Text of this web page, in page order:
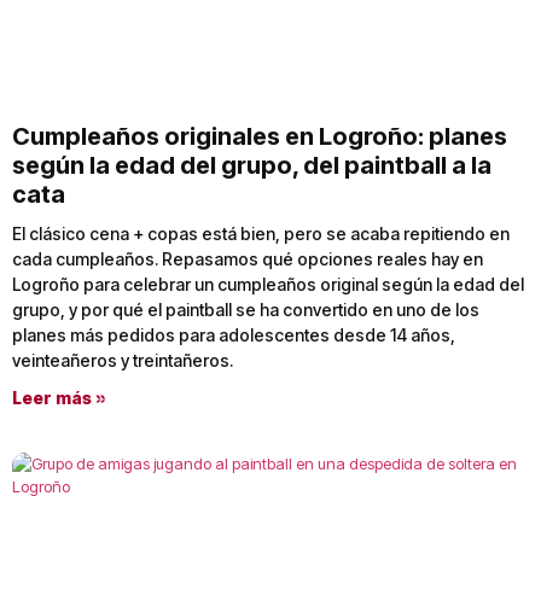
Cumpleaños originales en Logroño: planes
según la edad del grupo, del paintball a la
cata
El clásico cena + copas está bien, pero se acaba repitiendo en
cada cumpleaños. Repasamos qué opciones reales hay en
Logroño para celebrar un cumpleaños original según la edad del
grupo, y por qué el paintball se ha convertido en uno de los
planes más pedidos para adolescentes desde 14 años,
veinteañeros y treintañeros.
Leer más »